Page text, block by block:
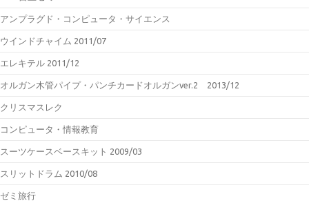
アンプラグド・コンピュータ・サイエンス
ウインドチャイム 2011/07
エレキテル 2011/12
オルガン木管パイプ・パンチカードオルガンver.2 2013/12
クリスマスレク
コンピュータ・情報教育
スーツケースベースキット 2009/03
スリットドラム 2010/08
ゼミ旅行